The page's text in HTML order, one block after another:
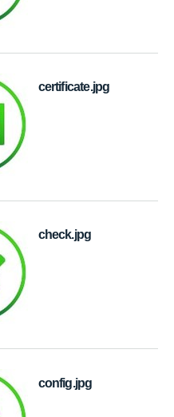
certificate.jpg
check.jpg
config.jpg